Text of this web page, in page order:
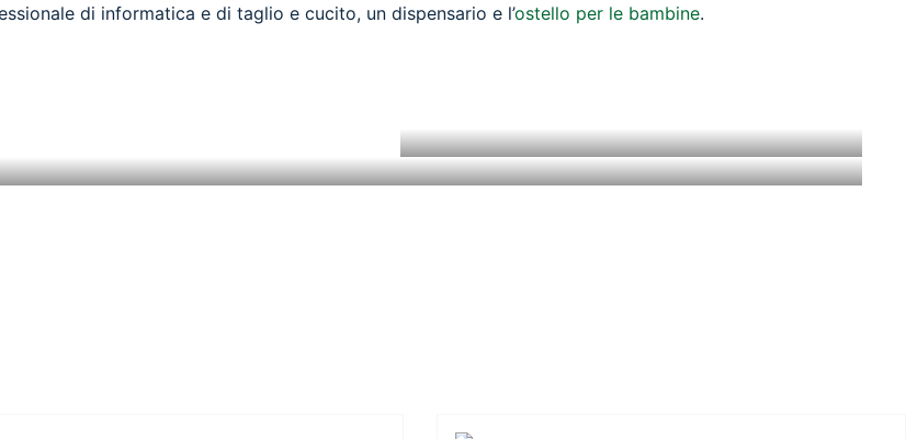
di informatica e di taglio e cucito, un dispensario e l’ostello per le bambine.